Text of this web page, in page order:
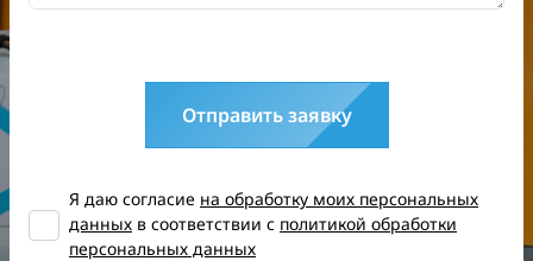
Отправить заявку
Я даю согласие на обработку моих персональных
данных в соответствии с политикой обработки
персональных данных